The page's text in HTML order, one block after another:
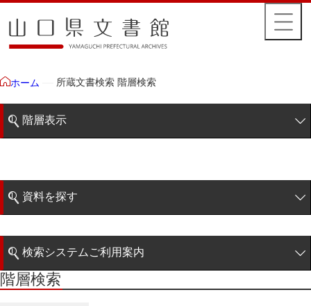
ホーム 所蔵文書検索 階層検索
階層表示
藩政文書
特定歴史公文書
諸家文書
資料を探す
階層検索
検索システムご利用案内
検索システムの利用について
階層検索